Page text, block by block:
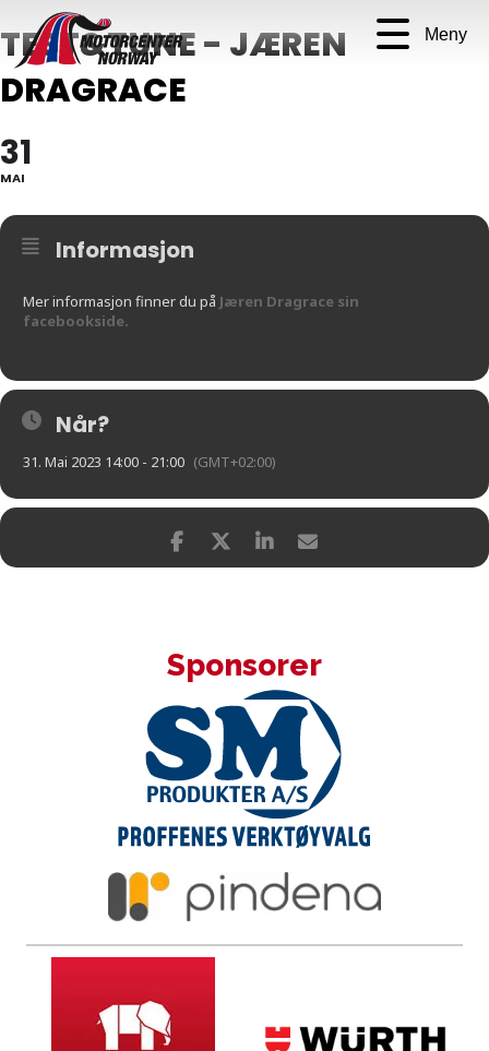
Meny
TEST&TUNE - JÆREN
DRAGRACE
31
MAI
Informasjon
Mer informasjon finner du på Jæren Dragrace sin
facebookside.
Når?
31. Mai 2023 14:00 - 21:00 (GMT+02:00)
Sponsorer